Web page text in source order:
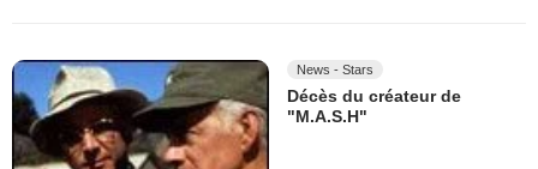
News - Stars
Décès du créateur de
"M.A.S.H"